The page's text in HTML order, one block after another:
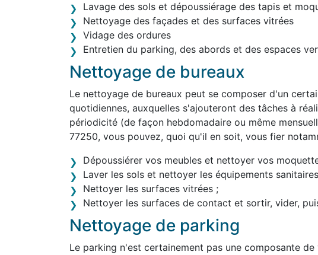
Lavage des sols et dépoussiérage des tapis et
Nettoyage des façades et des surfaces vitrées
Vidage des ordures
Entretien du parking, des abords et des espaces
Nettoyage de bureaux
Le nettoyage de bureaux peut se composer d'un
quotidiennes, auxquelles s'ajouteront des tâches à
périodicité (de façon hebdomadaire ou même
77250, vous pouvez, quoi qu'il en soit, vous fier
Dépoussiérer vos meubles et nettoyer vos
Laver les sols et nettoyer les équipements
Nettoyer les surfaces vitrées ;
Nettoyer les surfaces de contact et sortir, vider,
Nettoyage de parking
Le parking n'est certainement pas une composante